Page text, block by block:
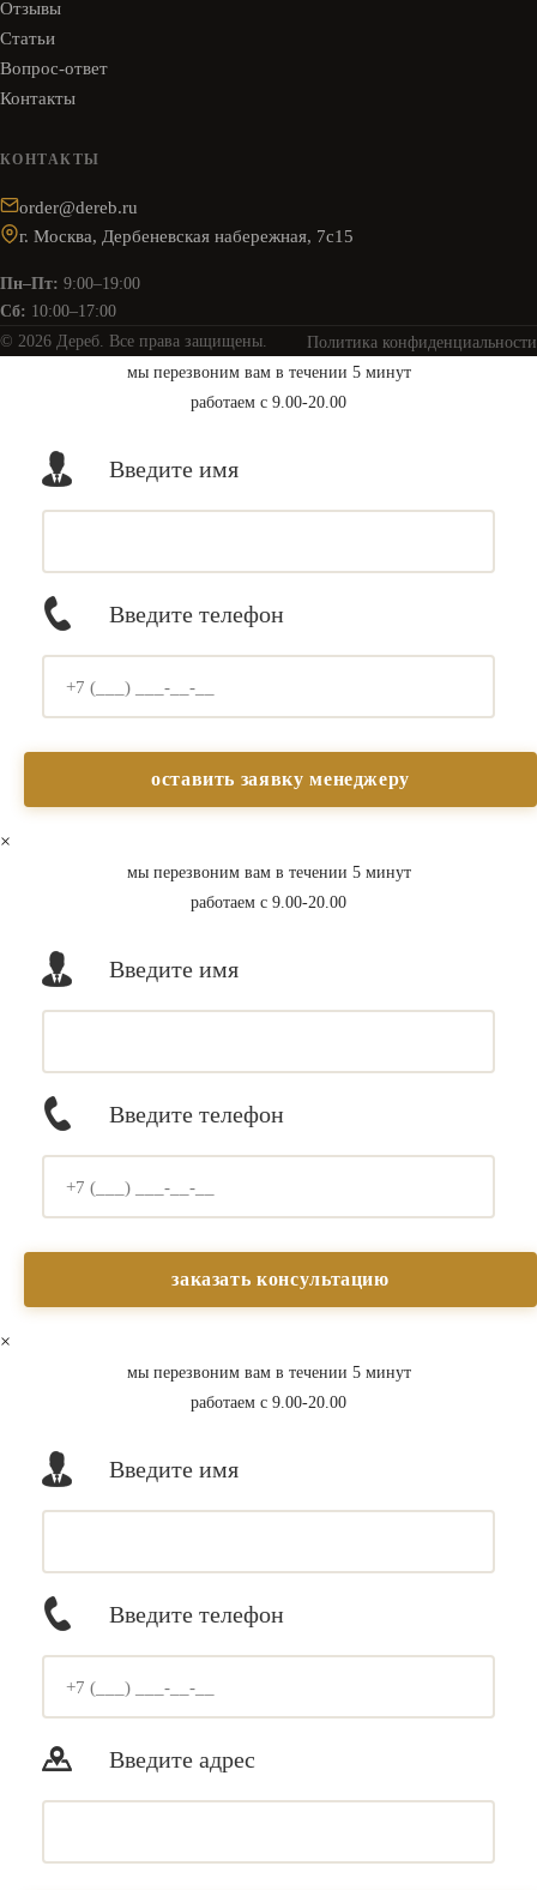
Отзывы
Статьи
Вопрос-ответ
Контакты
КОНТАКТЫ
order@dereb.ru
г. Москва, Дербеневская набережная, 7с15
Пн–Пт: 9:00–19:00
Сб: 10:00–17:00
© 2026 Дереб. Все права защищены.
Политика конфиденциальности
мы перезвоним вам в течении 5 минут
работаем с 9.00-20.00
Введите имя
Введите телефон
×
мы перезвоним вам в течении 5 минут
работаем с 9.00-20.00
Введите имя
Введите телефон
×
мы перезвоним вам в течении 5 минут
работаем с 9.00-20.00
Введите имя
Введите телефон
Введите адрес